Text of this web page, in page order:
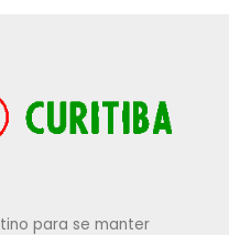
para se manter